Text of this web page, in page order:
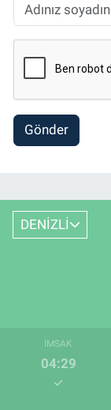
Gönder
DENİZLİ
İMSAK
04:29